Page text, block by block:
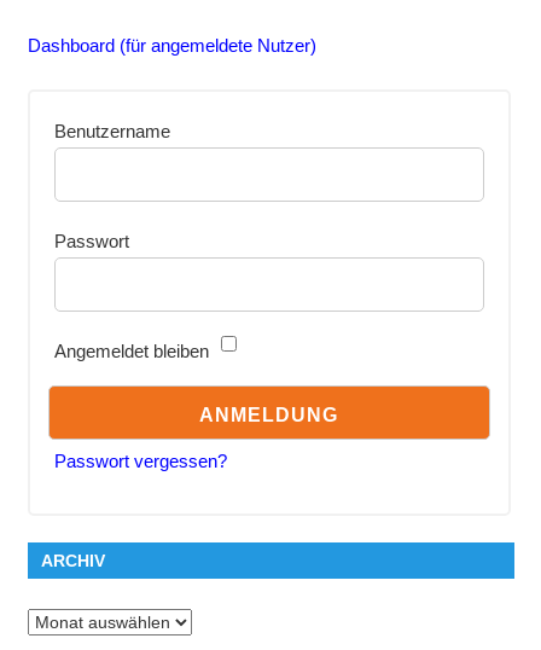
Dashboard (für angemeldete Nutzer)
Benutzername
Passwort
Angemeldet bleiben
Passwort vergessen?
ARCHIV
Archiv